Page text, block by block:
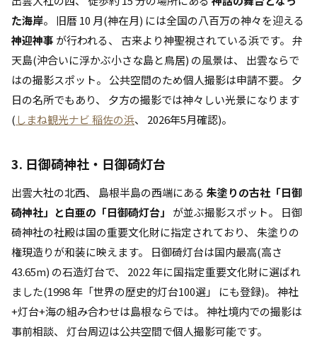
た海岸。 旧暦 10 月(神在月) には全国の八百万の神々を迎える
神迎神事 が行われる、 古来より神聖視されている浜です。 弁
天島(沖合いに浮かぶ小さな島と鳥居) の風景は、 出雲ならで
はの撮影スポット。 公共空間のため個人撮影は申請不要。 夕
日の名所でもあり、 夕方の撮影では神々しい光景になります
(しまね観光ナビ 稲佐の浜、 2026年5月確認)。
3. 日御碕神社・日御碕灯台
出雲大社の北西、 島根半島の西端にある 朱塗りの古社「日御
碕神社」と白亜の「日御碕灯台」
が並ぶ撮影スポット。 日御
碕神社の社殿は国の重要文化財に指定されており、 朱塗りの
権現造りが和装に映えます。 日御碕灯台は国内最高(高さ
43.65m) の石造灯台で、 2022 年に国指定重要文化財に選ばれ
ました(1998 年「世界の歴史的灯台100選」 にも登録)。 神社
+灯台+海の組み合わせは島根ならでは。 神社境内での撮影は
事前相談、 灯台周辺は公共空間で個人撮影可能です。